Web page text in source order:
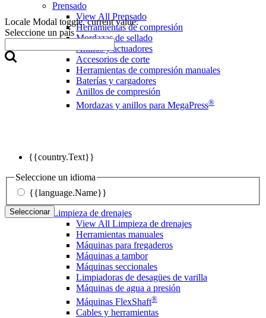
Locale Modal toggle, current value:
Seleccione un país
{{country.Text}}
Seleccione un idioma
{{language.Name}}
Seleccionar
Prensado
View All Prensado
Herramientas de compresión
Mordazas de sellado
Anillos y actuadores
Accesorios de corte
Herramientas de compresión manuales
Baterías y cargadores
Anillos de compresión
Mordazas y anillos para MegaPress®
Limpieza de drenajes
View All Limpieza de drenajes
Herramientas manuales
Máquinas para fregaderos
Máquinas a tambor
Máquinas seccionales
Limpiadoras de desagües de varilla
Máquinas de agua a presión
Máquinas FlexShaft®
Cables y herramientas